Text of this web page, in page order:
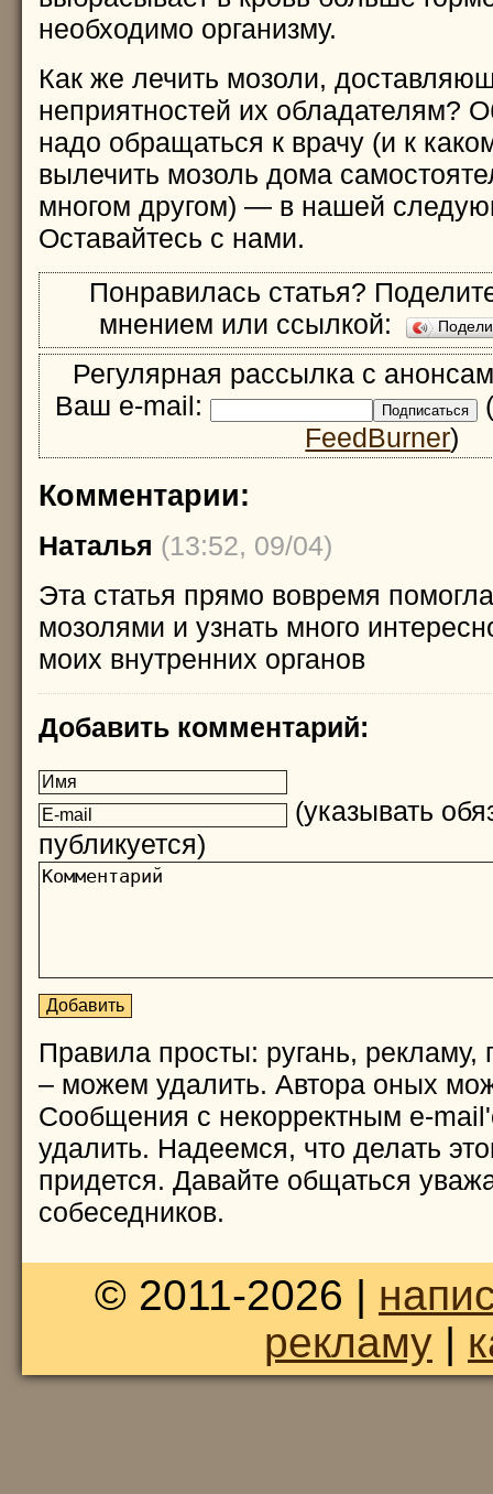
необходимо организму.
Как же лечить мозоли,
неприятностей их обладателям?
надо обращаться к врачу (и к
вылечить мозоль дома
многом другом) — в нашей
Оставайтесь с нами.
Понравилась статья?
мнением или ссылкой:
Регулярная рассылка с
Ваш e-mail:
FeedBurner)
Комментарии:
Наталья (13:52, 09/04)
Эта статья прямо вовремя
мозолями и узнать много
моих внутренних органов
Добавить комментарий:
(указывать
публикуется)
Правила просты: ругань, рекламу,
– можем удалить. Автора оных
Сообщения с некорректным e-
удалить. Надеемся, что делать
придется. Давайте общаться
собеседников.
© 2011-2026 |
рекламу|